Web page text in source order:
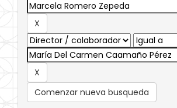
Comenzar nueva busqueda